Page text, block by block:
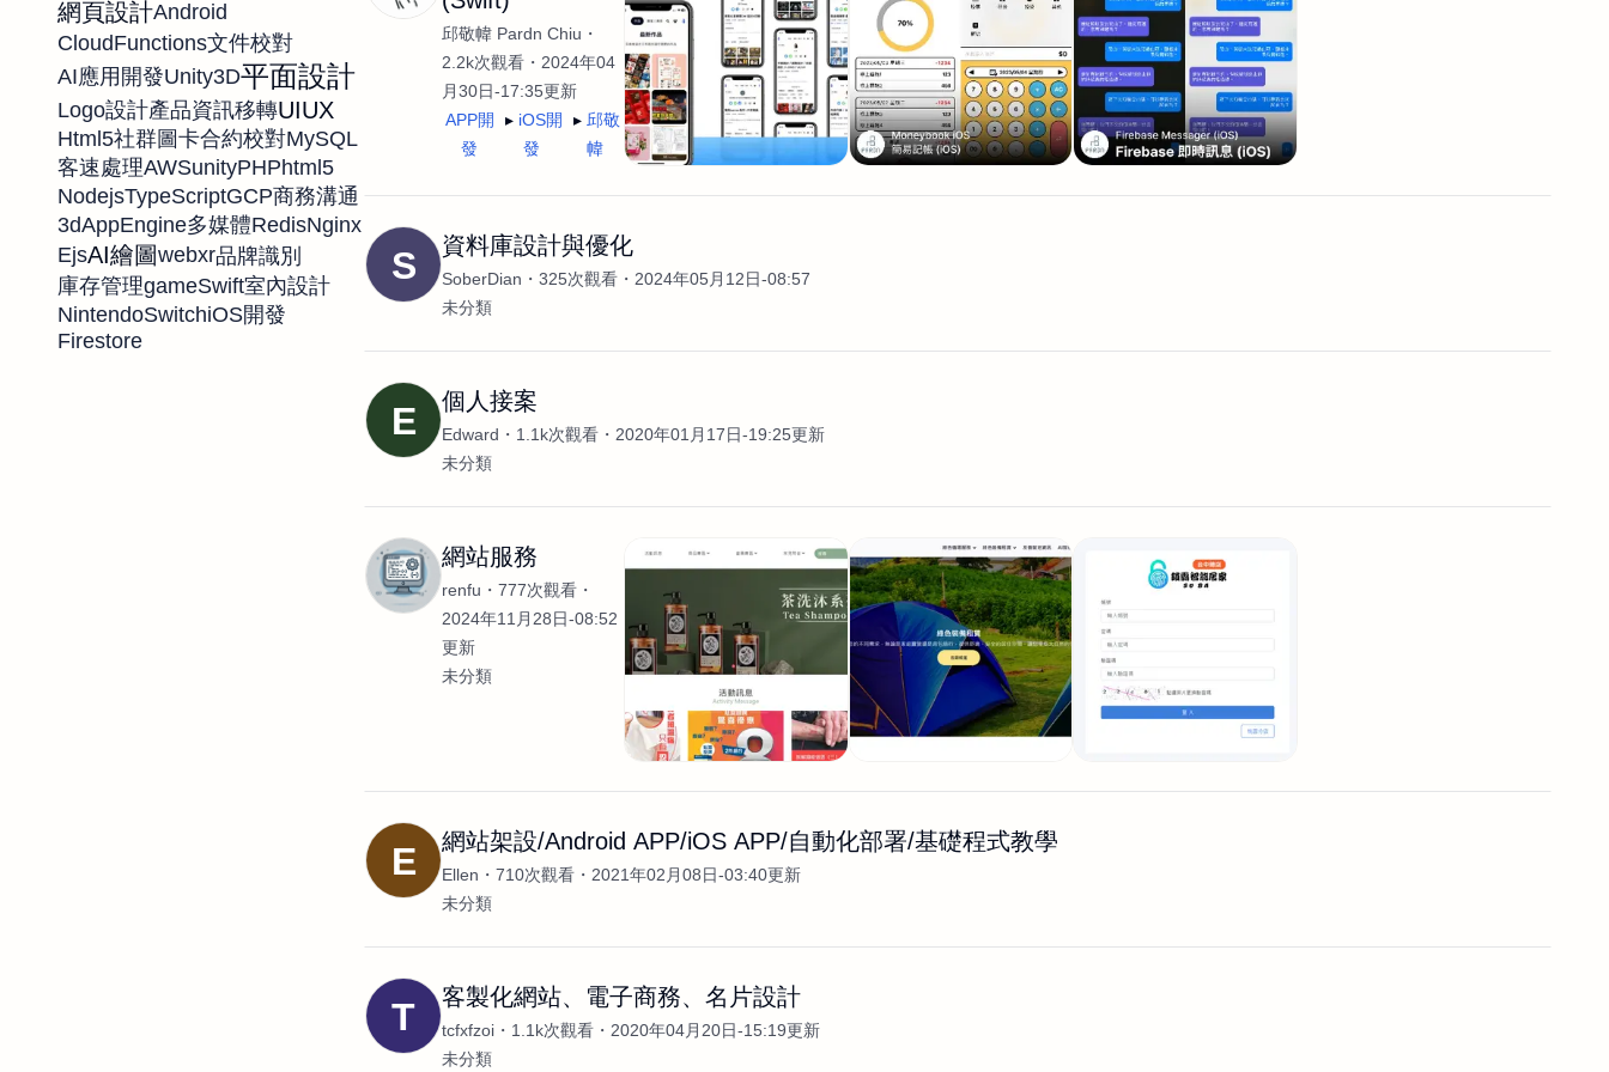
網頁設計Android
CloudFunctions文件校對
AI應用開發Unity3D平面設計
Logo設計產品資訊移轉UIUX
Html5社群圖卡合約校對MySQL
客速處理AWSunityPHPhtml5
NodejsTypeScriptGCP商務溝通
3dAppEngine多媒體RedisNginx
EjsAI繪圖webxr品牌識別
庫存管理gameSwift室內設計
NintendoSwitchiOS開發
Firestore
邱敬幃 Pardn Chiu
2.2k次觀看
2024年04
月30日-17:35更新
APP開
發
iOS開
發
邱敬
幃
S 資料庫設計與優化
SoberDian 325次觀看
2024年05月12日-08:57
未分類
E 個人接案
Edward 1.1k次觀看
2020年01月17日-19:25更新
未分類
網站服務
renfu
777次觀看
2024年11月28日-08:52
更新
未分類
E 網站架設/Android APP/iOS APP/自動化部署/基礎程式教學
Ellen 710次觀看
2021年02月08日-03:40更新
未分類
T 客製化網站、電子商務、名片設計
tcfxfzoi 1.1k次觀看
2020年04月20日-15:19更新
未分類